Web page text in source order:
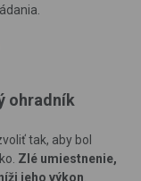
ohradník
tak, aby bol
Zlé umiestnenie,
jeho výkon